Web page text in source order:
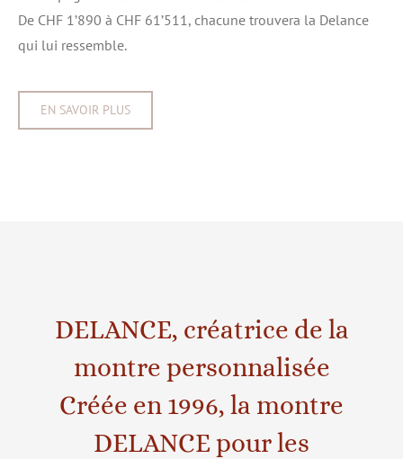
De CHF 1’890 à CHF 61’511, chacune trouvera la Delance
qui lui ressemble.
EN SAVOIR PLUS
DELANCE, créatrice de la
montre personnalisée
Créée en 1996, la montre
DELANCE pour les